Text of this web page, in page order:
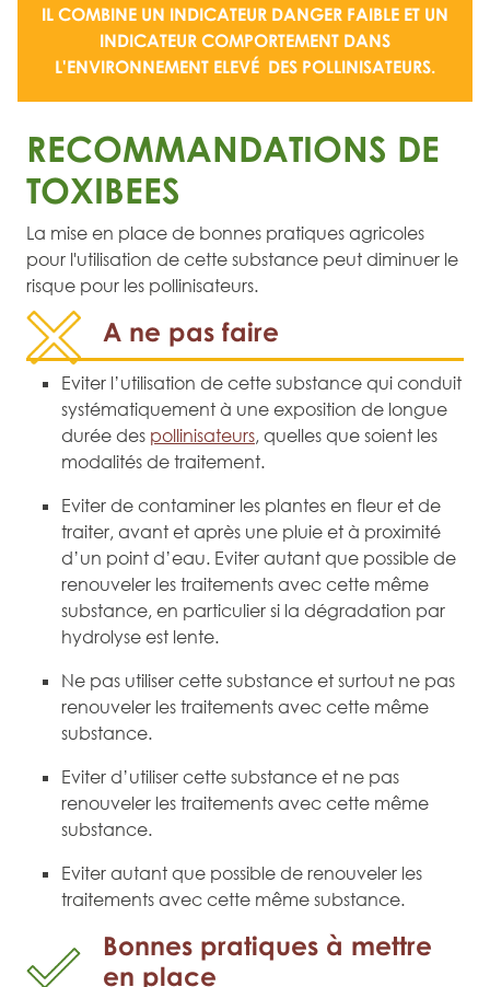
IL COMBINE UN INDICATEUR DANGER FAIBLE ET UN
INDICATEUR COMPORTEMENT DANS
L'ENVIRONNEMENT ELEVÉ DES POLLINISATEURS.
RECOMMANDATIONS DE
TOXIBEES
La mise en place de bonnes pratiques agricoles
pour l'utilisation de cette substance peut diminuer le
risque pour les pollinisateurs.
A ne pas faire
Eviter l’utilisation de cette substance qui conduit
systématiquement à une exposition de longue
durée des pollinisateurs, quelles que soient les
modalités de traitement.
Eviter de contaminer les plantes en fleur et de
traiter, avant et après une pluie et à proximité
d’un point d’eau. Eviter autant que possible de
renouveler les traitements avec cette même
substance, en particulier si la dégradation par
hydrolyse est lente.
Ne pas utiliser cette substance et surtout ne pas
renouveler les traitements avec cette même
substance.
Eviter d’utiliser cette substance et ne pas
renouveler les traitements avec cette même
substance.
Eviter autant que possible de renouveler les
traitements avec cette même substance.
Bonnes pratiques à mettre
en place